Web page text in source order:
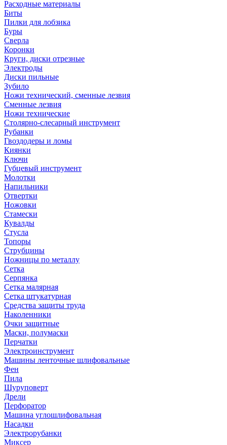
Расходные материалы
Биты
Пилки для лобзика
Буры
Сверла
Коронки
Круги, диски отрезные
Электроды
Диски пильные
Зубило
Ножи технический, сменные лезвия
Сменные лезвия
Ножи технические
Столярно-слесарный инструмент
Рубанки
Гвоздодеры и ломы
Киянки
Ключи
Губцевый инструмент
Молотки
Напильники
Отвертки
Ножовки
Стамески
Кувалды
Стусла
Топоры
Струбцины
Ножницы по металлу
Сетка
Серпянка
Сетка малярная
Сетка штукатурная
Средства защиты труда
Наколенники
Очки защитные
Маски, полумаски
Перчатки
Электроинструмент
Машины ленточные шлифовальные
Фен
Пила
Шуруповерт
Дрели
Перфоратор
Машина углошлифовальная
Насадки
Электрорубанки
Миксер